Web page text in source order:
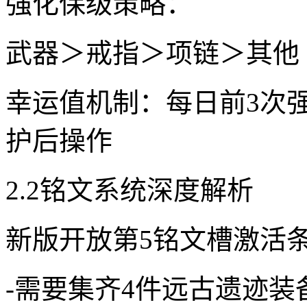
武器＞戒指＞项链＞其
幸运值机制：每日前3次
护后操作
2.2铭文系统深度解析
新版开放第5铭文槽激活
-需要集齐4件远古遗迹装